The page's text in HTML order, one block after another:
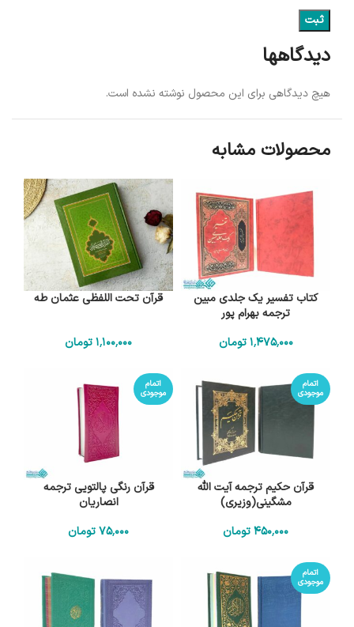
دیدگاهها
هیچ دیدگاهی برای این محصول نوشته نشده است.
محصولات مشابه
کتاب تفسیر یک جلدی مبین
ترجمه بهرام پور
1٬475٬000 تومان
قرآن تحت اللفظی عثمان طه
1٬100٬000تومان
اتمام
موجودی
قرآن حکیم ترجمه آیت الله
مشگینی(وزیری)
450٬000تومان
اتمام
موجودی
قرآن رنگی پالتویی ترجمه
انصاریان
75٬000تومان
اتمام
موجودی